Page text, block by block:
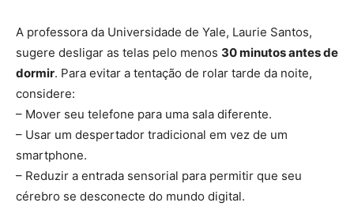
A professora da Universidade de Yale, Laurie Santos,
sugere desligar as telas pelo menos 30 minutos antes de
dormir. Para evitar a tentação de rolar tarde da noite,
considere:
– Mover seu telefone para uma sala diferente.
– Usar um despertador tradicional em vez de um
smartphone.
– Reduzir a entrada sensorial para permitir que seu
cérebro se desconecte do mundo digital.